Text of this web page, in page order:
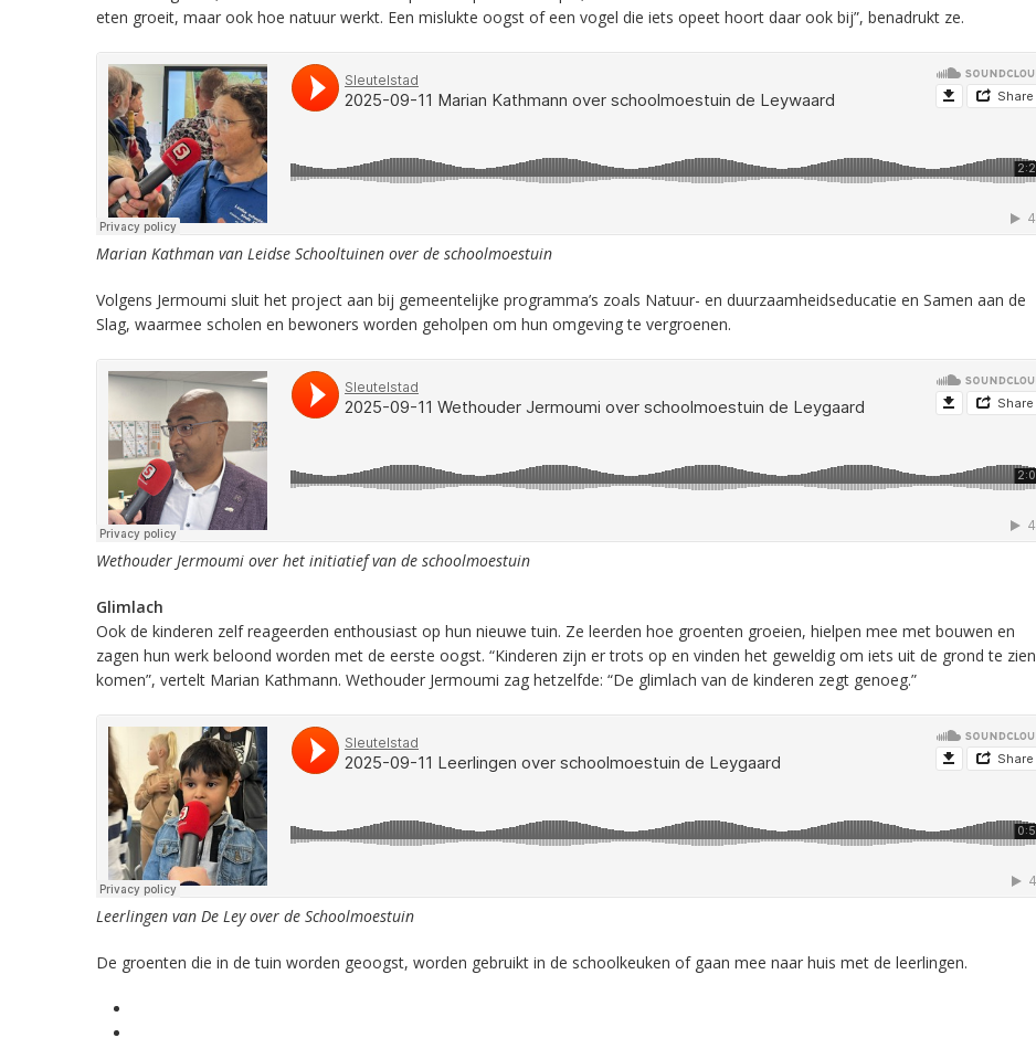
eten groeit, maar ook hoe natuur werkt. Een mislukte oogst of een vogel die iets opeet hoort daar ook bij”, benadrukt ze.
Marian Kathman van Leidse Schooltuinen over de schoolmoestuin
Volgens Jermoumi sluit het project aan bij gemeentelijke programma’s zoals Natuur- en duurzaamheidseducatie en Samen aan de
Slag, waarmee scholen en bewoners worden geholpen om hun omgeving te vergroenen.
Wethouder Jermoumi over het initiatief van de schoolmoestuin
Glimlach
Ook de kinderen zelf reageerden enthousiast op hun nieuwe tuin. Ze leerden hoe groenten groeien, hielpen mee met bouwen en
zagen hun werk beloond worden met de eerste oogst. “Kinderen zijn er trots op en vinden het geweldig om iets uit de grond te zien
komen”, vertelt Marian Kathmann. Wethouder Jermoumi zag hetzelfde: “De glimlach van de kinderen zegt genoeg.”
Leerlingen van De Ley over de Schoolmoestuin
De groenten die in de tuin worden geoogst, worden gebruikt in de schoolkeuken of gaan mee naar huis met de leerlingen.